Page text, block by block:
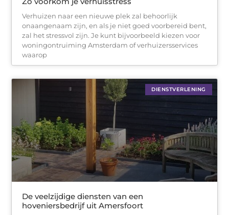
Verhuizen naar een nieuwe plek zal behoorlijk
onaangenaam zijn, en als je niet goed voorbereid bent,
zal het stressvol zijn. Je kunt bijvoorbeeld kiezen voor
woningontruiming Amsterdam of verhuizersservices
waarop
DIENSTVERLENING
De veelzijdige diensten van een
hoveniersbedrijf uit Amersfoort